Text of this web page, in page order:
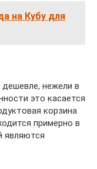
на Кубу для
нежели в
это касается
корзина
примерно в
являются